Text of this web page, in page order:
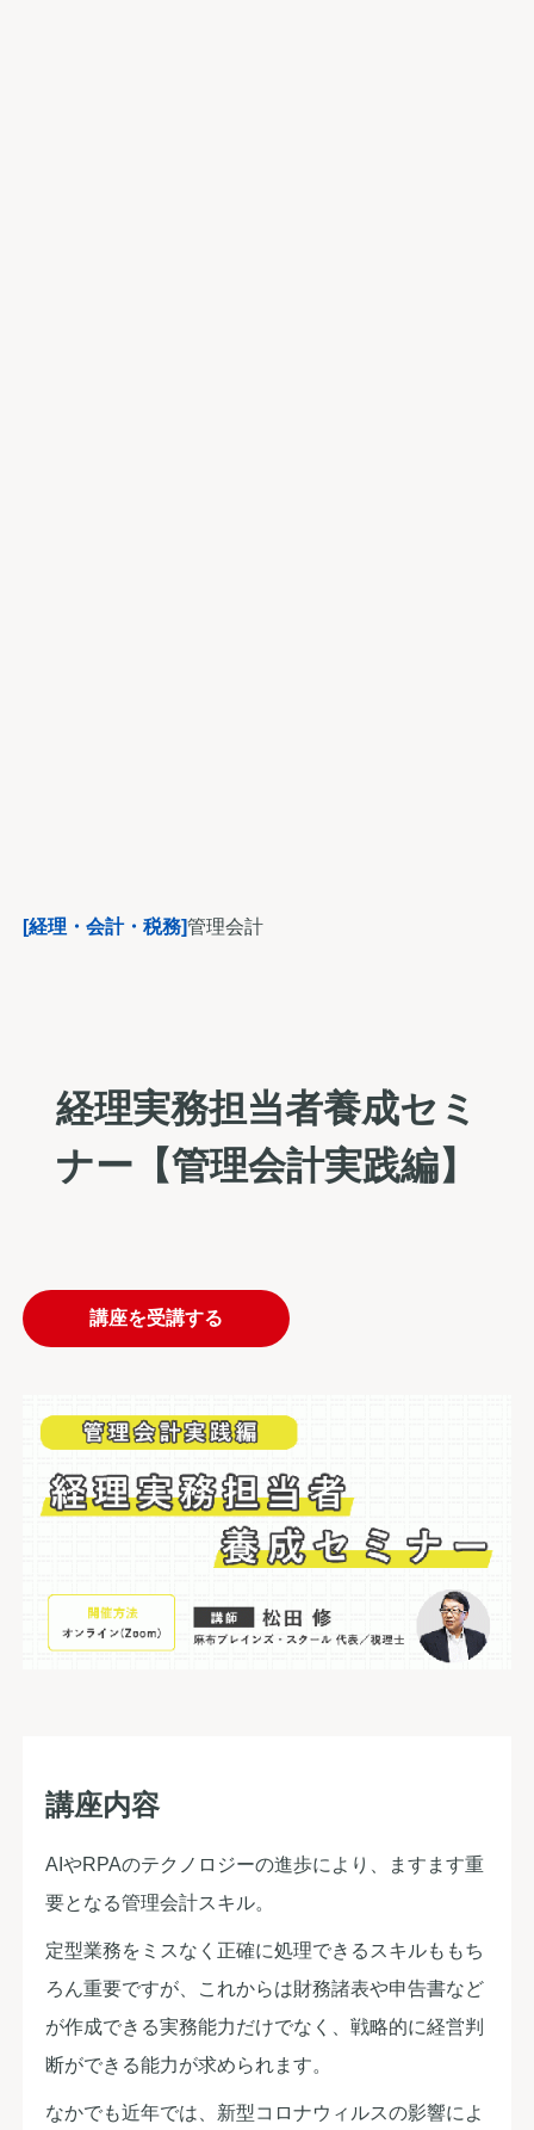
[経理・会計・税務]管理会計
経理実務担当者養成セミ
ナー【管理会計実践編】
講座を受講する
講座内容
AIやRPAのテクノロジーの進歩により、ますます重
要となる管理会計スキル。
定型業務をミスなく正確に処理できるスキルももち
ろん重要ですが、これからは財務諸表や申告書など
が作成できる実務能力だけでなく、戦略的に経営判
断ができる能力が求められます。
なかでも近年では、新型コロナウィルスの影響によ